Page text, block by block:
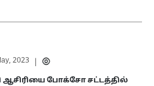
2023
ஆசிரியை போக்சோ சட்டத்தில்